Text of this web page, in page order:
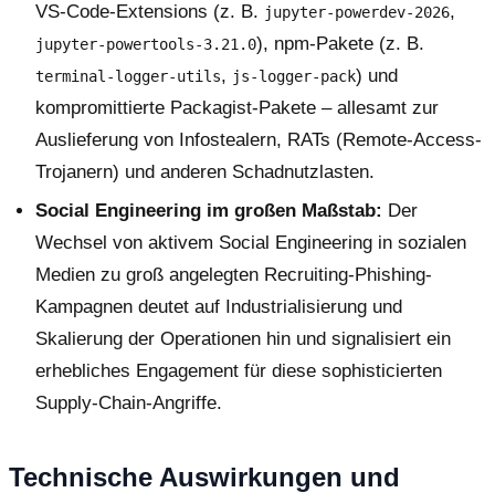
VS-Code-Extensions (z. B. jupyter-powerdev-2026,
jupyter-powertools-3.21.0), npm-Pakete (z. B.
terminal-logger-utils, js-logger-pack) und
kompromittierte Packagist-Pakete – allesamt zur
Auslieferung von Infostealern, RATs (Remote-Access-
Trojanern) und anderen Schadnutzlasten.
Social Engineering im großen Maßstab: Der
Wechsel von aktivem Social Engineering in sozialen
Medien zu groß angelegten Recruiting-Phishing-
Kampagnen deutet auf Industrialisierung und
Skalierung der Operationen hin und signalisiert ein
erhebliches Engagement für diese sophisticierten
Supply-Chain-Angriffe.
Technische Auswirkungen und